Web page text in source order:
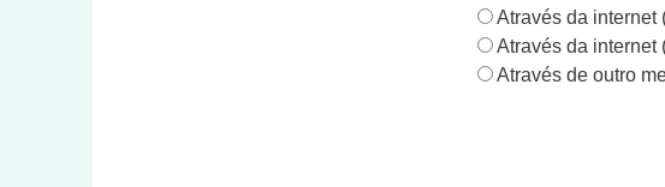
Através da internet
Através da internet
Através de outro